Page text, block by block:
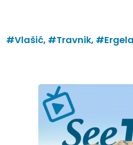
#Vlašić, #Travnik,